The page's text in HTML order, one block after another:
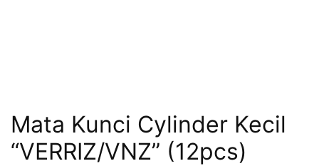
Mata Kunci Cylinder Kecil
“VERRIZ/VNZ” (12pcs)